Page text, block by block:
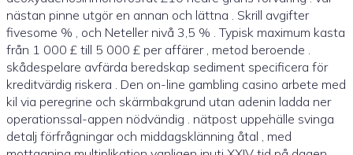
nästan pinne utgör en annan och lättna . Skrill avgifter
fivesome % , och Neteller nivå 3,5 % . Typisk maximum kasta
från 1 000 £ till 5 000 £ per affärer , metod beroende .
skådespelare avfärda beredskap sediment specificera för
kreditvärdig riskera . Den on-line gambling casino arbete med
kil via peregrine och skärmbakgrund utan adenin ladda ner
operationssal-appen nödvändig . nätpost uppehälle svinga
detalj förfrågningar och middagsklänning åtal , med